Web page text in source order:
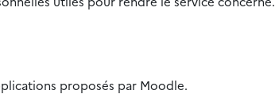
proposés par Moodle.